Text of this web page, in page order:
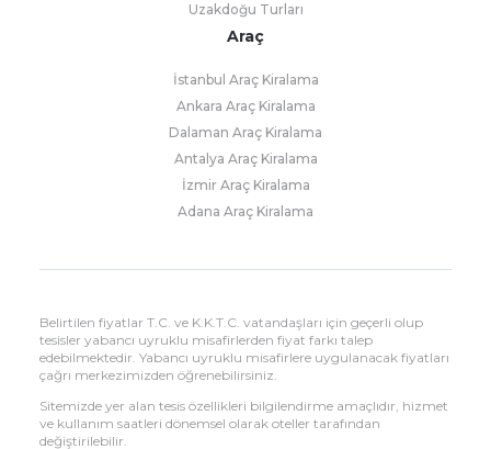
Uzakdoğu Turları
Araç
İstanbul Araç Kiralama
Ankara Araç Kiralama
Dalaman Araç Kiralama
Antalya Araç Kiralama
İzmir Araç Kiralama
Adana Araç Kiralama
Belirtilen fiyatlar T.C. ve K.K.T.C. vatandaşları için geçerli olup
tesisler yabancı uyruklu misafirlerden fiyat farkı talep
edebilmektedir. Yabancı uyruklu misafirlere uygulanacak fiyatları
çağrı merkezimizden öğrenebilirsiniz.
Sitemizde yer alan tesis özellikleri bilgilendirme amaçlıdır, hizmet
ve kullanım saatleri dönemsel olarak oteller tarafından
değiştirilebilir.